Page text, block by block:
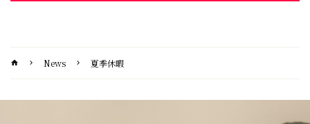
home chevron_right News chevron_right 夏季休暇